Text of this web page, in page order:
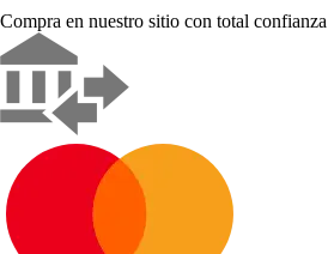
Compra en nuestro sitio con total confianza